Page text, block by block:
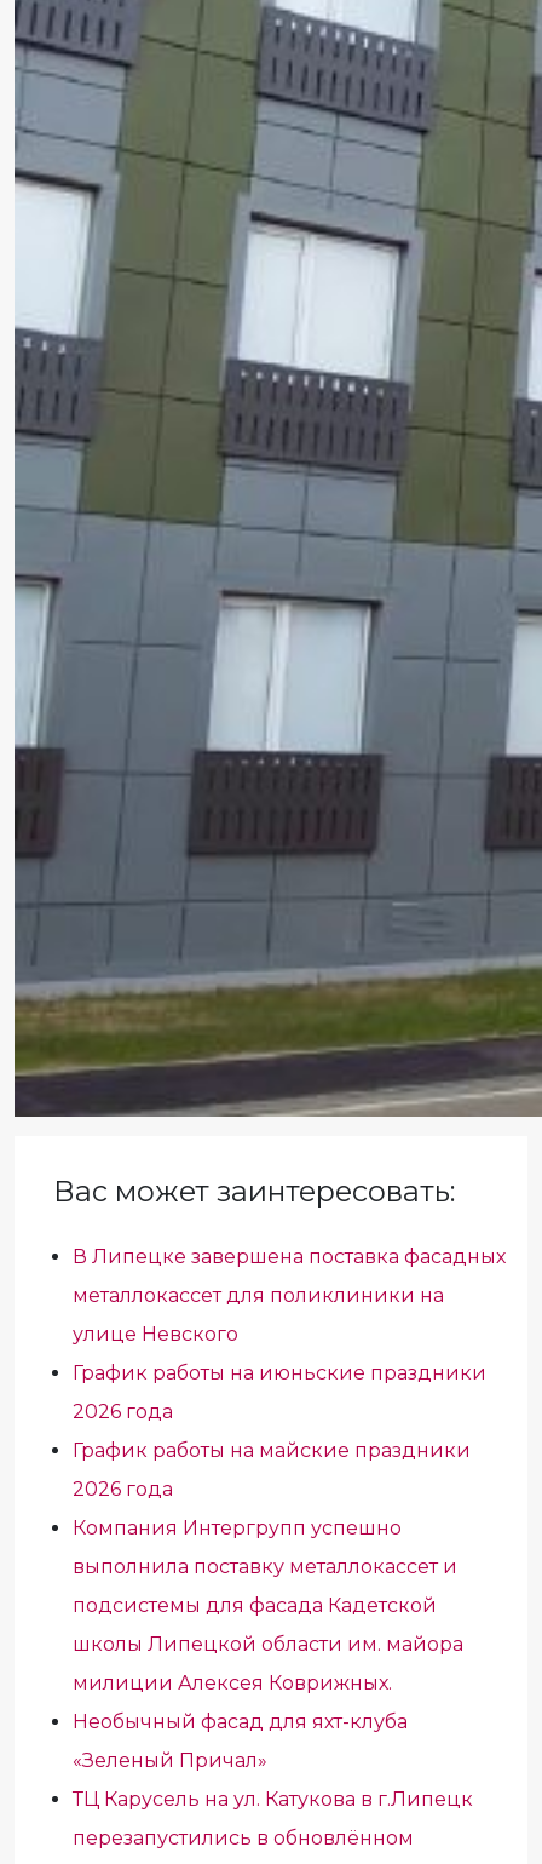
Вас может заинтересовать:
В Липецке завершена поставка фасадных
металлокассет для поликлиники на
улице Невского
График работы на июньские праздники
2026 года
График работы на майские праздники
2026 года
Компания Интергрупп успешно
выполнила поставку металлокассет и
подсистемы для фасада Кадетской
школы Липецкой области им. майора
милиции Алексея Коврижных.
Необычный фасад для яхт-клуба
«Зеленый Причал»
ТЦ Карусель на ул. Катукова в г.Липецк
перезапустились в обновлённом